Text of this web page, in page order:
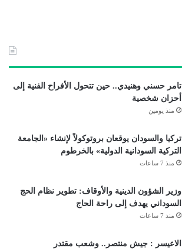
تامر حسني وهنيدي.. حين تتحول الأفراح الفنية إلى
أحزان شخصية
منذ يومين
تركيا والسودان يوقعان بروتوكولاً لإنشاء «الجامعة
التركية السودانية الدولية» بالخرطوم
منذ 7 ساعات
وزير الشؤون الدينية والأوقاف: تطوير نظام الحج
السوداني يهدف إلى راحة الحاج
منذ 7 ساعات
الاعيسر : جيش منتصر.. وشعب مقتدر